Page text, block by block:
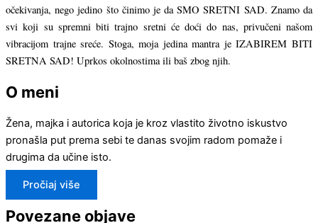
očekivanja, nego jedino što činimo je da SMO SRETNI SAD. Znamo da
svi koji su spremni biti trajno sretni će doći do nas, privučeni našom
vibracijom trajne sreće. Stoga, moja jedina mantra je IZABIREM BITI
SRETNA SAD! Uprkos okolnostima ili baš zbog njih.
O meni
Žena, majka i autorica koja je kroz vlastito životno iskustvo
pronašla put prema sebi te danas svojim radom pomaže i
drugima da učine isto.
Pročiaj više
Povezane objave